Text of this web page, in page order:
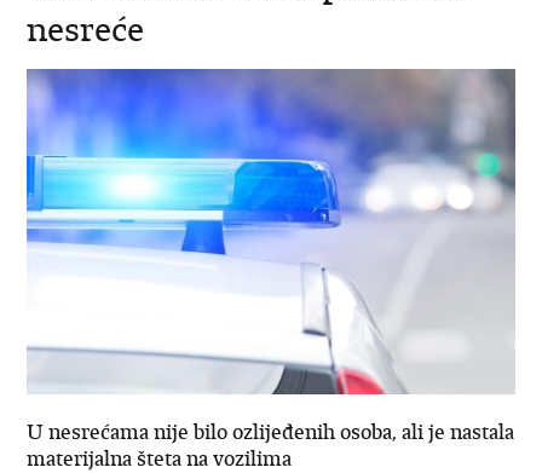
nesreće
U nesrećama nije bilo ozlijeđenih osoba, ali je nastala
materijalna šteta na vozilima